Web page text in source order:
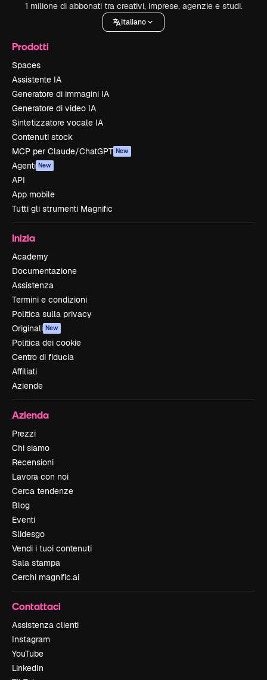
1 milione di abbonati tra creativi, imprese, agenzie e studi.
Italiano
Prodotti
Spaces
Assistente IA
Generatore di immagini IA
Generatore di video IA
Sintetizzatore vocale IA
Contenuti stock
MCP per Claude/ChatGPT New
Agenti New
API
App mobile
Tutti gli strumenti Magnific
Inizia
Academy
Documentazione
Assistenza
Termini e condizioni
Politica sulla privacy
Originali New
Politica dei cookie
Centro di fiducia
Affiliati
Aziende
Azienda
Prezzi
Chi siamo
Recensioni
Lavora con noi
Cerca tendenze
Blog
Eventi
Slidesgo
Vendi i tuoi contenuti
Sala stampa
Cerchi magnific.ai
Contattaci
Assistenza clienti
Instagram
YouTube
LinkedIn